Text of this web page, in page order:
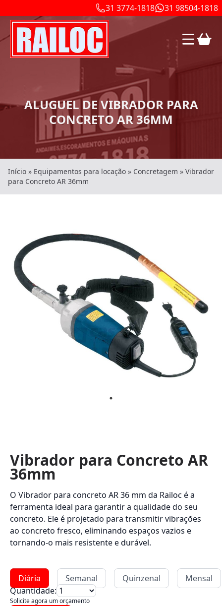
31 3774-1818 31 98504-1818
ALUGUEL DE VIBRADOR PARA
CONCRETO AR 36MM
Início » Equipamentos para locação » Concretagem » Vibrador
para Concreto AR 36mm
Vibrador para Concreto AR
36mm
O Vibrador para concreto AR 36 mm da Railoc é a
ferramenta ideal para garantir a qualidade do seu
concreto. Ele é projetado para transmitir vibrações
ao concreto fresco, eliminando espaços vazios e
tornando-o mais resistente e durável.
Diária Semanal Quinzenal
Mensal
Quantidade:
Solicite agora um orçamento